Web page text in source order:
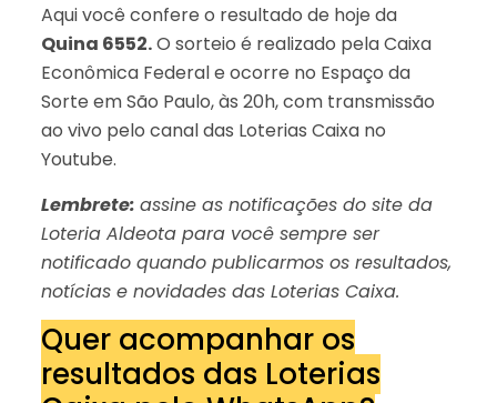
Aqui você confere o resultado de hoje da
Quina 6552.O sorteio é realizado pela Caixa
Econômica Federal e ocorre no Espaço da
Sorte em São Paulo, às 20h, com transmissão
ao vivo pelo canal das Loterias Caixa no
Youtube.
Lembrete: assine as notificações do site da
Loteria Aldeota para você sempre ser
notificado quando publicarmos os resultados,
notícias e novidades das Loterias Caixa.
Quer acompanhar os
resultados das Loterias